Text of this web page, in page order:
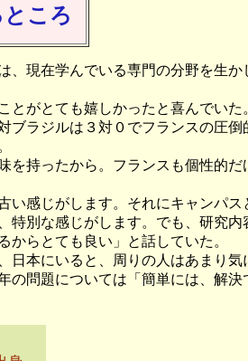
ころ
現在学んでいる専門の分野を生か
がとても嬉しかったと喜んでいた
ラジルは３対０でフランスの圧倒
持ったから。フランスも個性的だ
感じがします。それにキャンパス
別な感じがします。でも、研究
らとても良い」と話していた。
本にいると、周りの人はあまり
問題については「簡単には、解